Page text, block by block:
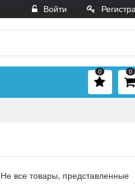
Войти
0
0
Не все товары, представленные